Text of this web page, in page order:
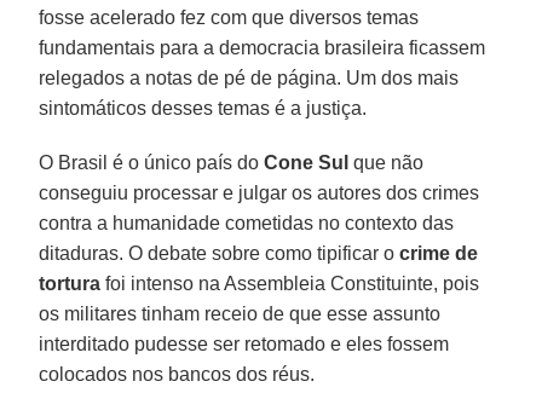
fosse acelerado fez com que diversos temas
fundamentais para a democracia brasileira ficassem
relegados a notas de pé de página. Um dos mais
sintomáticos desses temas é a justiça.
O Brasil é o único país doCone Sul que não
conseguiu processar e julgar os autores dos crimes
contra a humanidade cometidas no contexto das
ditaduras. O debate sobre como tipificar ocrime de
tortura foi intenso na Assembleia Constituinte, pois
os militares tinham receio de que esse assunto
interditado pudesse ser retomado e eles fossem
colocados nos bancos dos réus.